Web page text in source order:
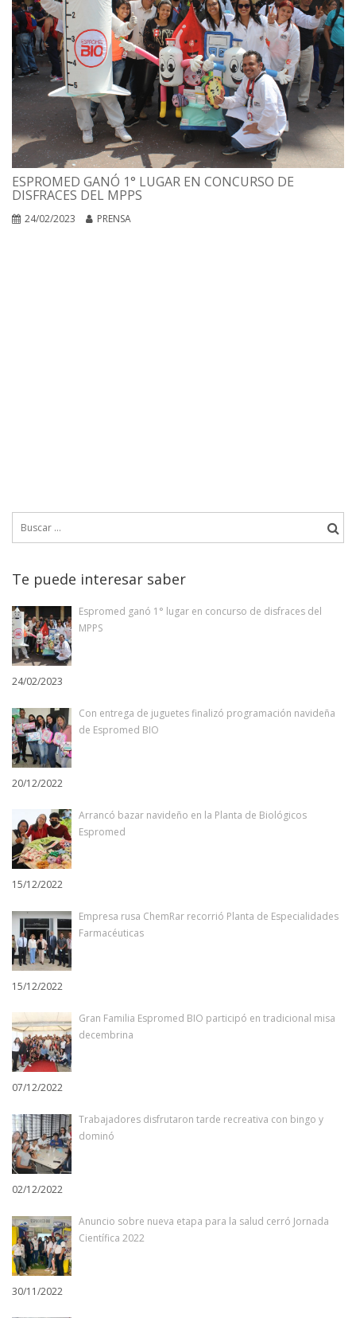
ESPROMED GANÓ 1° LUGAR EN CONCURSO DE
DISFRACES DEL MPPS
24/02/2023 PRENSA
Buscar:
Te puede interesar saber
Espromed ganó 1° lugar en concurso de disfraces del
MPPS
24/02/2023
Con entrega de juguetes finalizó programación navideña
de Espromed BIO
20/12/2022
Arrancó bazar navideño en la Planta de Biológicos
Espromed
15/12/2022
Empresa rusa ChemRar recorrió Planta de Especialidades
Farmacéuticas
15/12/2022
Gran Familia Espromed BIO participó en tradicional misa
decembrina
07/12/2022
Trabajadores disfrutaron tarde recreativa con bingo y
dominó
02/12/2022
Anuncio sobre nueva etapa para la salud cerró Jornada
Científica 2022
30/11/2022